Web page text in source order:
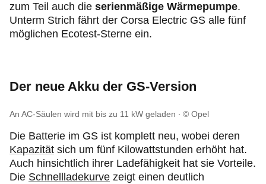
zum Teil auch die serienmäßige Wärmepumpe.
Unterm Strich fährt der Corsa Electric GS alle fünf
möglichen Ecotest-Sterne ein.
Der neue Akku der GS-Version
An AC-Säulen wird mit bis zu 11 kW geladen © Opel
Die Batterie im GS ist komplett neu, wobei deren
Kapazität sich um fünf Kilowattstunden erhöht hat.
Auch hinsichtlich ihrer Ladefähigkeit hat sie Vorteile.
Die Schnellladekurve zeigt einen deutlich